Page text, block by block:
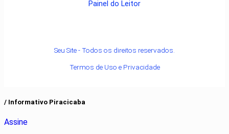
Painel do Leitor
Seu Site - Todos os direitos reservados.
Termos de Uso e Privacidade
/ Informativo Piracicaba
Assine